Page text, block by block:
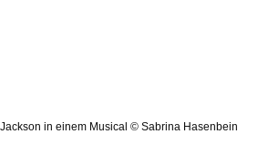
in einem Musical © Sabrina Hasenbein